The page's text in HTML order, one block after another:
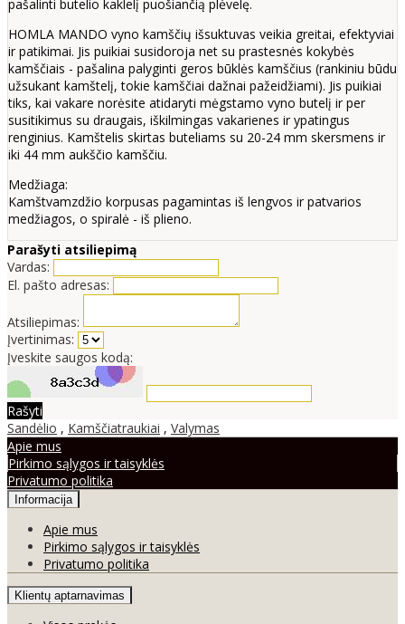
pašalinti butelio kaklelį puošiančią plėvelę.
HOMLA MANDO vyno kamščių išsuktuvas veikia greitai, efektyviai
ir patikimai. Jis puikiai susidoroja net su prastesnės kokybės
kamščiais - pašalina palyginti geros būklės kamščius (rankiniu būdu
užsukant kamštelį, tokie kamščiai dažnai pažeidžiami). Jis puikiai
tiks, kai vakare norėsite atidaryti mėgstamo vyno butelį ir per
susitikimus su draugais, iškilmingas vakarienes ir ypatingus
renginius. Kamštelis skirtas buteliams su 20-24 mm skersmens ir
iki 44 mm aukščio kamščiu.
Medžiaga:
Kamštvamzdžio korpusas pagamintas iš lengvos ir patvarios
medžiagos, o spiralė - iš plieno.
Parašyti atsiliepimą
Vardas:
El. pašto adresas:
Atsiliepimas:
Įvertinimas:
Įveskite saugos kodą:
Rašyti
Sandėlio , Kamščiatraukiai , Valymas
Apie mus
Pirkimo sąlygos ir taisyklės
Privatumo politika
Informacija
Apie mus
Pirkimo sąlygos ir taisyklės
Privatumo politika
Klientų aptarnavimas